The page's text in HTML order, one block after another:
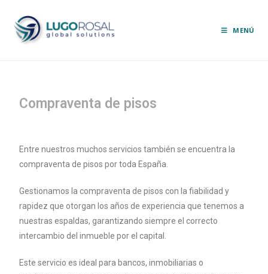
MENÚ
Compraventa de pisos
Entre nuestros muchos servicios también se encuentra la
compraventa de pisos por toda España.
Gestionamos la compraventa de pisos con la fiabilidad y
rapidez que otorgan los años de experiencia que tenemos a
nuestras espaldas, garantizando siempre el correcto
intercambio del inmueble por el capital.
Este servicio es ideal para bancos, inmobiliarias o